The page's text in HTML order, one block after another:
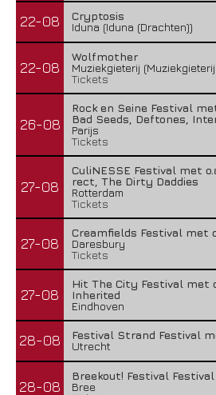
22-08
Cryptosis
Iduna (Iduna (Drachten))
22-08
Wolfmother
Muziekgieterij
Tickets
26-08
Rock en Seine Festival
Bad Seeds, Deftones,
Parijs
Tickets
27-08
CuliNESSE Festival met
rect, The Dirty Daddies
Rotterdam
Tickets
27-08
Creamfields Festival met
Daresbury
Tickets
27-08
Hit The City Festival met
Inherited
Eindhoven
28-08
Festival Strand Festival
Utrecht
28-08
Breekout! Festival
Bree